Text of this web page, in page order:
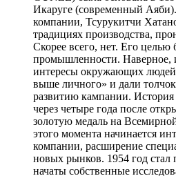
Икаруге (современный
компании, Тсурукитчи
традициях производства,
Скорее всего, нет. Его
промышленности. Наверное,
интересы окружающих
выше личного» и дали
развитию кампании.
через четыре года после
золотую медаль на
этого момента начинается
компании, расширение
новых рынков. 1954 год
начаты собственные